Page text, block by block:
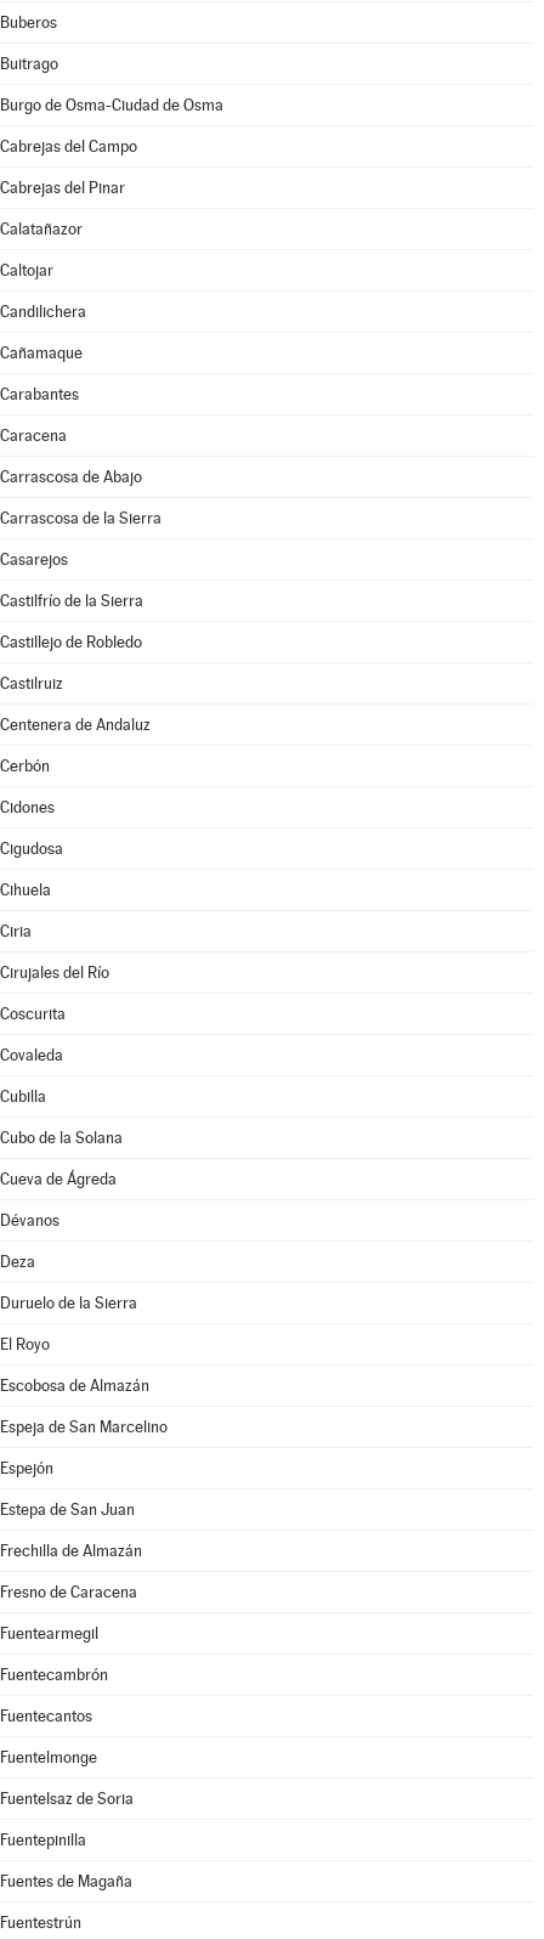
Buberos
Buitrago
Burgo de Osma-Ciudad de Osma
Cabrejas del Campo
Cabrejas del Pinar
Calatañazor
Caltojar
Candilichera
Cañamaque
Carabantes
Caracena
Carrascosa de Abajo
Carrascosa de la Sierra
Casarejos
Castilfrío de la Sierra
Castillejo de Robledo
Castilruiz
Centenera de Andaluz
Cerbón
Cidones
Cigudosa
Cihuela
Ciria
Cirujales del Río
Coscurita
Covaleda
Cubilla
Cubo de la Solana
Cueva de Ágreda
Dévanos
Deza
Duruelo de la Sierra
El Royo
Escobosa de Almazán
Espeja de San Marcelino
Espejón
Estepa de San Juan
Frechilla de Almazán
Fresno de Caracena
Fuentearmegil
Fuentecambrón
Fuentecantos
Fuentelmonge
Fuentelsaz de Soria
Fuentepinilla
Fuentes de Magaña
Fuentestrún